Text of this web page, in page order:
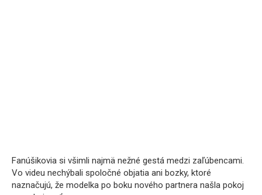
Fanúšikovia si všimli najmä nežné gestá medzi zaľúbencami.
Vo videu nechýbali spoločné objatia ani bozky, ktoré
naznačujú, že modelka po boku nového partnera našla pokoj